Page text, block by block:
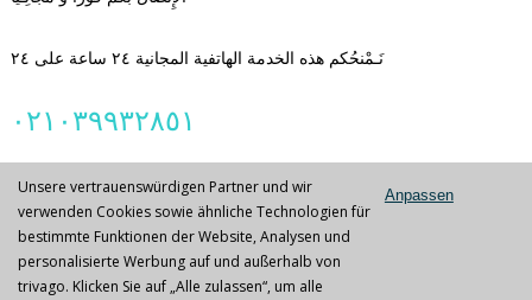
نَـمْنحُكم هذه الخدمة الهاتفية المجانية ٢٤ ساعة على ٢٤
٠٢١٠٣٩٩٣٢٨٥١
خدمة استبدال أنابيب الكزينون
Unsere vertrauenswürdigen Partner und wir
verwenden Cookies sowie ähnliche Technologien für
bestimmte Funktionen der Website, Analysen und
personalisierte Werbung auf und außerhalb von
trivago. Klicken Sie auf „Alle zulassen“, um alle
Anpassen